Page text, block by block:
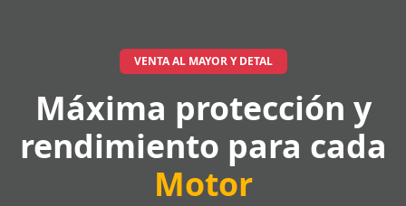
VENTA AL MAYOR Y DETAL
Máxima protección y
rendimiento para cada
Motor